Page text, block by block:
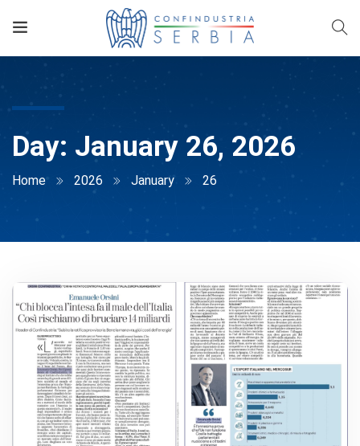
Day: January 26, 2026
Home 2026 January 26